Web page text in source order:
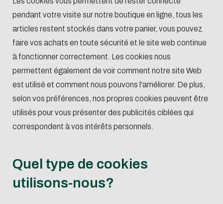
pendant votre visite sur notre boutique en ligne, tous les
articles restent stockés dans votre panier, vous pouvez
faire vos achats en toute sécurité et le site web continue
à fonctionner correctement. Les cookies nous
permettent également de voir comment notre site Web
est utilisé et comment nous pouvons l'améliorer. De plus,
selon vos préférences, nos propres cookies peuvent être
utilisés pour vous présenter des publicités ciblées qui
correspondent à vos intérêts personnels.
Quel type de cookies
utilisons-nous?